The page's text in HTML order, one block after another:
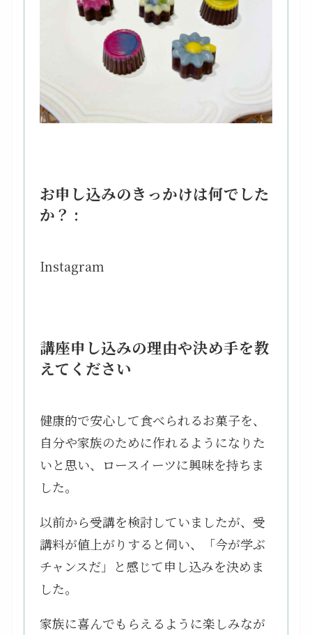
お申し込みのきっかけは何でした
か？ :
Instagram
講座申し込みの理由や決め手を教
えてください
健康的で安心して食べられるお菓子を、
自分や家族のために作れるようになりた
いと思い、ロースイーツに興味を持ちま
した。
以前から受講を検討していましたが、受
講料が値上がりすると伺い、「今が学ぶ
チャンスだ」と感じて申し込みを決めま
した。
家族に喜んでもらえるように楽しみなが